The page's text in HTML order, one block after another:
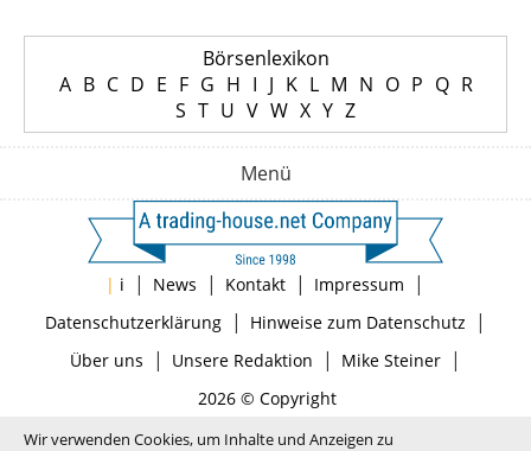
Börsenlexikon
A B C D E F G H I J K L M N O P Q R
S T U V W X Y Z
Menü
| i | News | Kontakt | Impressum |
Datenschutzerklärung| Hinweise zum Datenschutz |
Über uns | Unsere Redaktion | Mike Steiner|
2026 © Copyright
Wir verwenden Cookies, um Inhalte und Anzeigen zu